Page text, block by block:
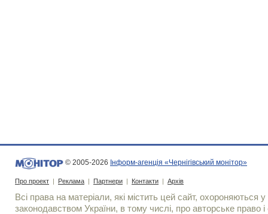
© 2005-2026 Інформ-агенція «Чернігівський монітор»
Про проект | Реклама | Партнери | Контакти | Архів
Всі права на матеріали, які містить цей сайт, охороняються у
законодавством України, в тому числі, про авторське право і